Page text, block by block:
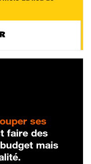
ses
faire des
mais